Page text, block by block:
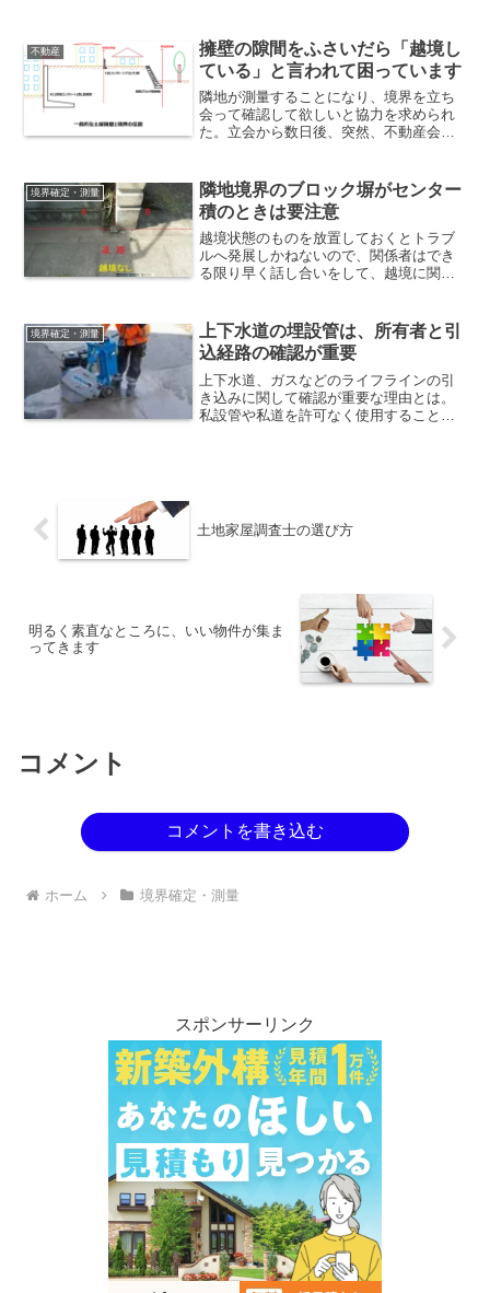
前に完了しておくことで、より早く、か
つ、好条件を得ることができるでしょ
う。
不動産
擁壁の隙間をふさいだら「越境し
ている」と言われて困っています
隣地が測量することになり、境界を立ち
会って確認して欲しいと協力を求められ
た。立会から数日後、突然、不動産会社
「お宅の塀が越境している。この書類に
サインして欲しい！」
境界確定・測量
隣地境界のブロック塀がセンター
積のときは要注意
越境状態のものを放置しておくとトラブ
ルへ発展しかねないので、関係者はでき
る限り早く話し合いをして、越境に関す
境界確定・測量
上下水道の埋設管は、所有者と引
込経路の確認が重要
上下水道、ガスなどのライフラインの引
き込みに関して確認が重要な理由とは。
私設管や私道を許可なく使用することは
土地家屋調査士の選び方
明るく素直なところに、いい物件が集ま
ってきます
コメント
コメントを書き込む
ホーム 境界確定・測量
スポンサーリンク